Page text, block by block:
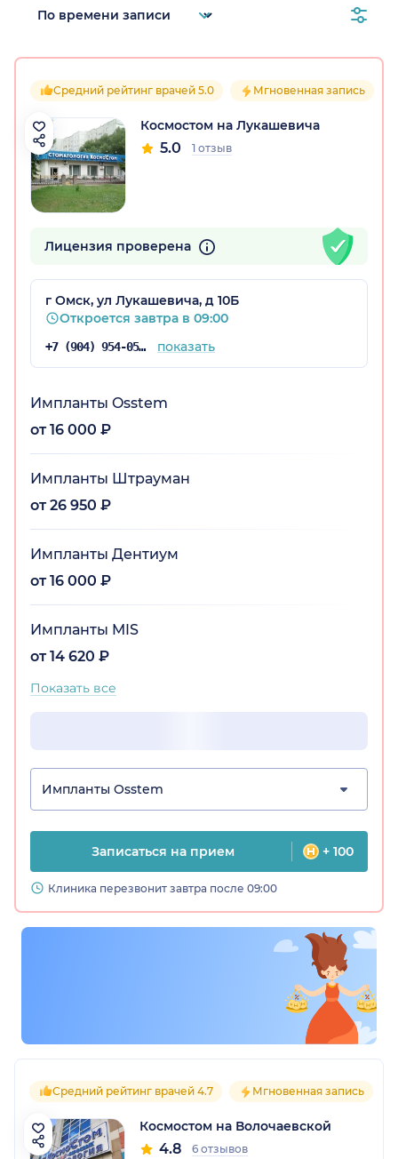
Средний рейтинг врачей 5.0 Мгновенная запись
Космостом на Лукашевича
5.0 1 отзыв
Лицензия проверена
г Омск, ул Лукашевича, д 10Б
Откроется завтра в 09:00
+7 (904) 954-05-46 показать
Импланты Osstem
от 16 000 ₽
Импланты Штрауман
от 26 950 ₽
Импланты Дентиум
от 16 000 ₽
Импланты MIS
от 14 620 ₽
Показать все
Импланты Osstem
Записаться на прием + 100
Клиника перезвонит завтра после 09:00
Средний рейтинг врачей 4.7 Мгновенная запись
Космостом на Волочаевской
4.8 6 отзывов